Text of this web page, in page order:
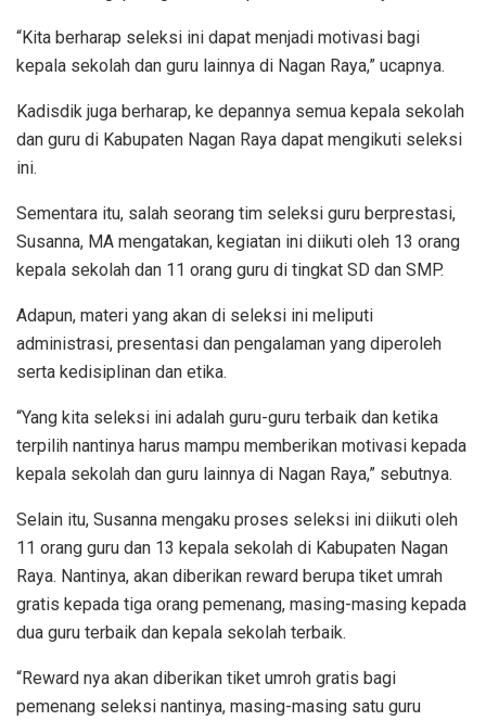
“Kita berharap seleksi ini dapat menjadi motivasi bagi
kepala sekolah dan guru lainnya di Nagan Raya,” ucapnya.
Kadisdik juga berharap, ke depannya semua kepala sekolah
dan guru di Kabupaten Nagan Raya dapat mengikuti seleksi
ini.
Sementara itu, salah seorang tim seleksi guru berprestasi,
Susanna, MA mengatakan, kegiatan ini diikuti oleh 13 orang
kepala sekolah dan 11 orang guru di tingkat SD dan SMP.
Adapun, materi yang akan di seleksi ini meliputi
administrasi, presentasi dan pengalaman yang diperoleh
serta kedisiplinan dan etika.
“Yang kita seleksi ini adalah guru-guru terbaik dan ketika
terpilih nantinya harus mampu memberikan motivasi kepada
kepala sekolah dan guru lainnya di Nagan Raya,” sebutnya.
Selain itu, Susanna mengaku proses seleksi ini diikuti oleh
11 orang guru dan 13 kepala sekolah di Kabupaten Nagan
Raya. Nantinya, akan diberikan reward berupa tiket umrah
gratis kepada tiga orang pemenang, masing-masing kepada
dua guru terbaik dan kepala sekolah terbaik.
“Reward nya akan diberikan tiket umroh gratis bagi
pemenang seleksi nantinya, masing-masing satu guru